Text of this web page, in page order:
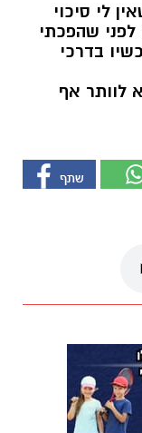
לי סיכוי
שהפכתי
בדרכי
לוותר אף